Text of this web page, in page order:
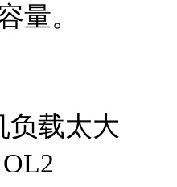
。
载太大